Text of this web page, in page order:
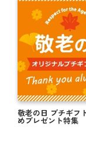
敬老の日 プチギフ
めプレゼント特集